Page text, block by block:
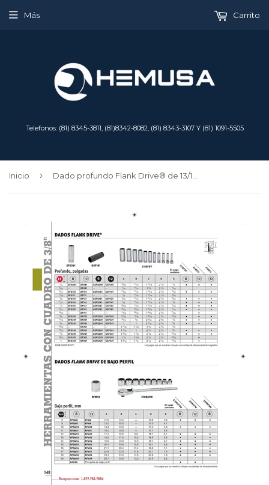
Telefonos: (81) 8345-3811, (81)8342-8082, (81) 8343-3107 Y (81) 1091-5505
Más Carrito
Inicio ›